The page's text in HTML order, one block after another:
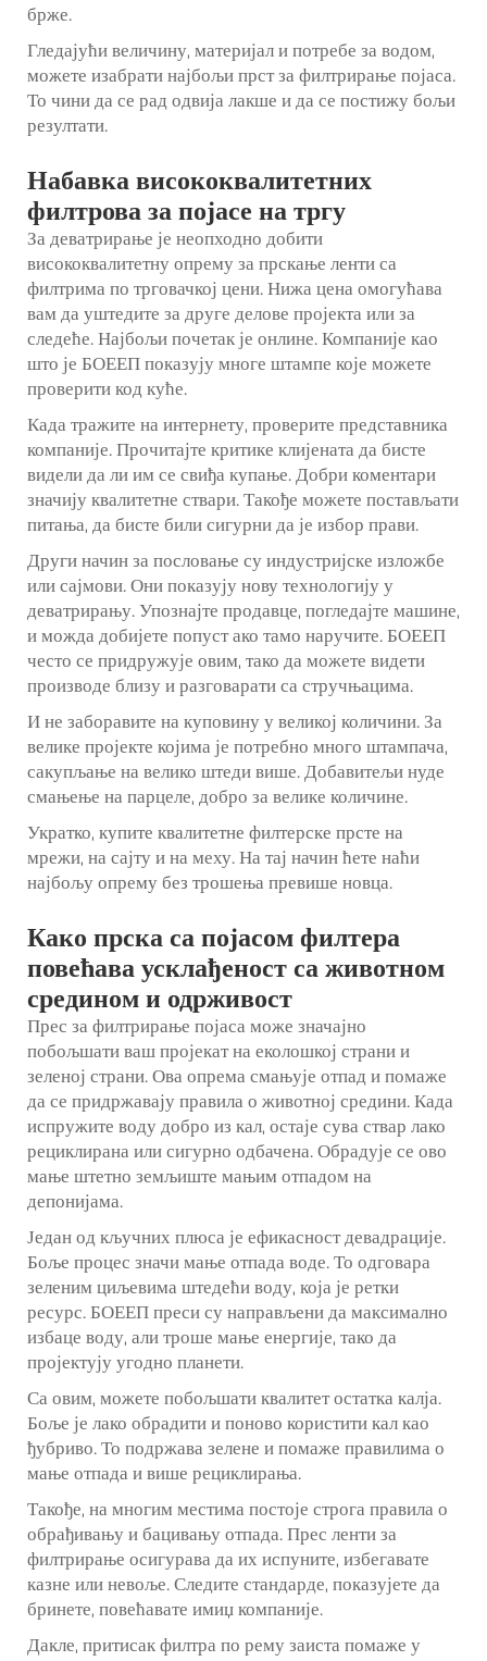
брже.
Гледајући величину, материјал и потребе за водом,
можете изабрати најбољи прст за филтрирање појаса.
То чини да се рад одвија лакше и да се постижу бољи
резултати.
Набавка висококвалитетних
филтрова за појасе на тргу
За деватрирање је неопходно добити
висококвалитетну опрему за прскање ленти са
филтрима по трговачкој цени. Нижа цена омогућава
вам да уштедите за друге делове пројекта или за
следеће. Најбољи почетак је онлине. Компаније као
што је БОЕЕП показују многе штампе које можете
проверити код куће.
Када тражите на интернету, проверите представника
компаније. Прочитајте критике клијената да бисте
видели да ли им се свиђа купање. Добри коментари
значију квалитетне ствари. Такође можете постављати
питања, да бисте били сигурни да је избор прави.
Други начин за пословање су индустријске изложбе
или сајмови. Они показују нову технологију у
деватрирању. Упознајте продавце, погледајте машине,
и можда добијете попуст ако тамо наручите. БОЕЕП
често се придружује овим, тако да можете видети
производе близу и разговарати са стручњацима.
И не заборавите на куповину у великој количини. За
велике пројекте којима је потребно много штампача,
сакупљање на велико штеди више. Добавитељи нуде
смањење на парцеле, добро за велике количине.
Укратко, купите квалитетне филтерске прсте на
мрежи, на сајту и на меху. На тај начин ћете наћи
најбољу опрему без трошења превише новца.
Како прска са појасом филтера
повећава усклађеност са животном
средином и одрживост
Прес за филтрирање појаса може значајно
побољшати ваш пројекат на еколошкој страни и
зеленој страни. Ова опрема смањује отпад и помаже
да се придржавају правила о животној средини. Када
испружите воду добро из кал, остаје сува ствар лако
рециклирана или сигурно одбачена. Обрадује се ово
мање штетно земљиште мањим отпадом на
депонијама.
Један од кључних плюса је ефикасност девадрације.
Боље процес значи мање отпада воде. То одговара
зеленим циљевима штедећи воду, која је ретки
ресурс. БОЕЕП преси су направљени да максимално
избаце воду, али троше мање енергије, тако да
пројектују угодно планети.
Са овим, можете побољшати квалитет остатка калја.
Боље је лако обрадити и поново користити кал као
ђубриво. То подржава зелене и помаже правилима о
мање отпада и више рециклирања.
Такође, на многим местима постоје строга правила о
обрађивању и бацивању отпада. Прес ленти за
филтрирање осигурава да их испуните, избегавате
казне или невоље. Следите стандарде, показујете да
бринете, повећавате имиџ компаније.
Дакле, притисак филтра по рему заиста помаже у